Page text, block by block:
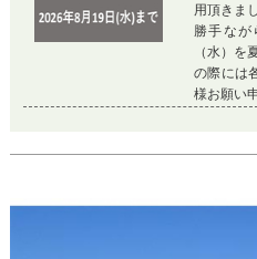
用頂きま
勝手な
（水）を
の際には
様お願い